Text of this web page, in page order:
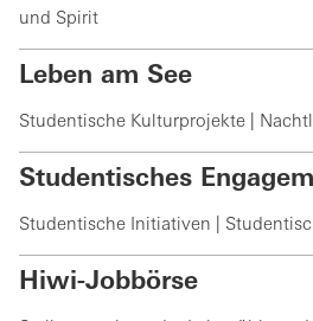
und Spirit
Leben am See
Studentische Kulturprojekte |
Studentisches
Studentische Initiativen |
Hiwi-Jobbörse